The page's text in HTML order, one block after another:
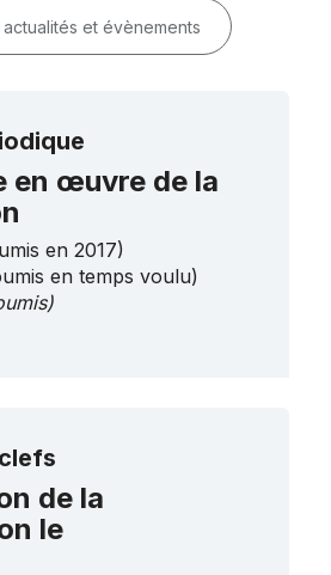
et évènements
en œuvre de la
en 2017)
en temps voulu)
de la
le